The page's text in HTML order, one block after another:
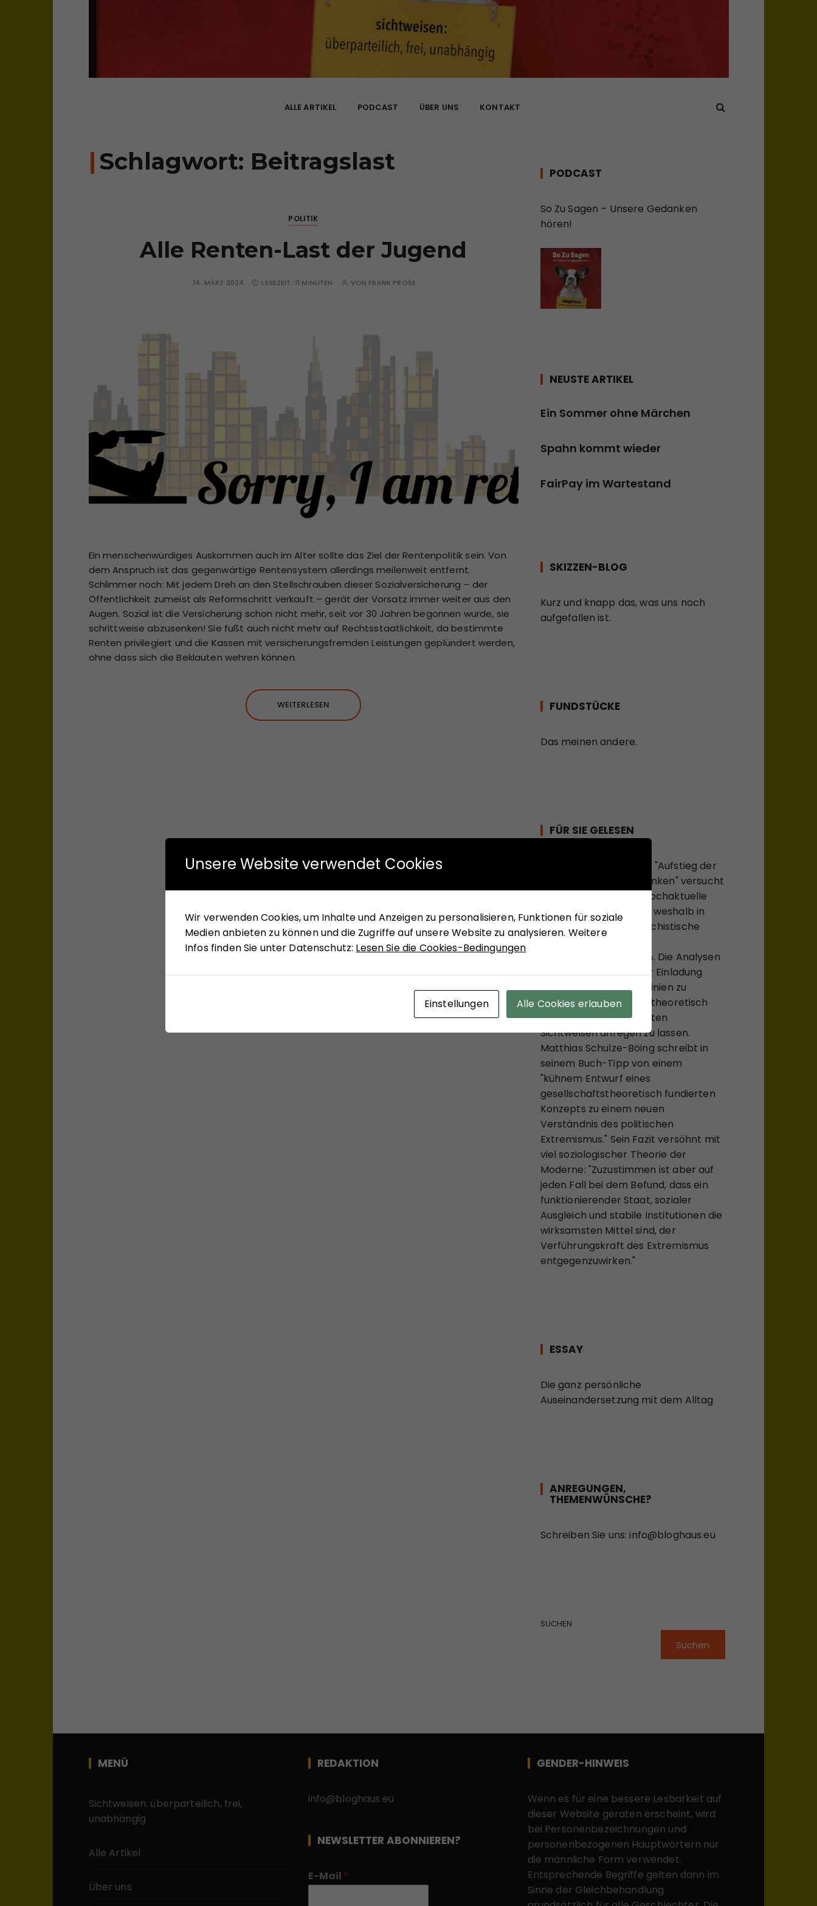
ALLE ARTIKEL PODCAST ÜBER UNS KONTAKT
Schlagwort: Beitragslast
POLITIK
Alle Renten-Last der Jugend
14. MÄRZ 2024 LESEZEIT: 11 MINUTEN VON FRANK PRÖSE
Ein menschenwürdiges Auskommen auch im Alter sollte das Ziel der Rentenpolitik sein. Von
dem Anspruch ist das gegenwärtige Rentensystem allerdings meilenweit entfernt.
Schlimmer noch: Mit jedem Dreh an den Stellschrauben dieser Sozialversicherung – der
Öffentlichkeit zumeist als Reformschritt verkauft – gerät der Vorsatz immer weiter aus den
Augen. Sozial ist die Versicherung schon nicht mehr, seit vor 30 Jahren begonnen wurde, sie
schrittweise abzusenken! Sie fußt auch nicht mehr auf Rechtsstaatlichkeit, da bestimmte
Renten privilegiert und die Kassen mit versicherungsfremden Leistungen geplündert werden,
ohne dass sich die Beklauten wehren können.
WEITERLESEN
PODCAST
So Zu Sagen – Unsere Gedanken
hören!
NEUSTE ARTIKEL
Ein Sommer ohne Märchen
Spahn kommt wieder
FairPay im Wartestand
SKIZZEN-BLOG
Kurz und knapp das, was uns noch
aufgefallen ist.
FUNDSTÜCKE
Das meinen andere.
FÜR SIE GELESEN
Mit seinem neuen Buch "Aufstieg der
Rechten, Abstieg der Linken" versucht
Hans-Jürgen Arlt die hochaktuelle
Frage zu beantworten, weshalb in
modernen Ländern faschistische
Anziehungskraft haben. Die Analysen
des Buches sollen einer Einladung
sein, bekannte Diskurslinien zu
verlassen, sich, systemtheoretisch
inspiriert, zu ungewohnten
Sichtweisen anregen zu lassen.
Matthias Schulze-Böing schreibt in
seinem Buch-Tipp von einem
"kühnem Entwurf eines
gesellschaftstheoretisch fundierten
Konzepts zu einem neuen
Verständnis des politischen
Extremismus." Sein Fazit versöhnt mit
viel soziologischer Theorie der
Moderne: "Zuzustimmen ist aber auf
jeden Fall bei dem Befund, dass ein
funktionierender Staat, sozialer
Ausgleich und stabile Institutionen die
wirksamsten Mittel sind, der
Verführungskraft des Extremismus
entgegenzuwirken."
ESSAY
Die ganz persönliche
Auseinandersetzung mit dem Alltag
ANREGUNGEN,
THEMENWÜNSCHE?
Schreiben Sie uns: info@bloghaus.eu
SUCHEN
Suchen
MENÜ
Sichtweisen: überparteilich, frei,
unabhängig
Alle Artikel
Über uns
REDAKTION
info@bloghaus.eu
NEWSLETTER ABONNIEREN?
E-Mail *
GENDER-HINWEIS
Wenn es für eine bessere Lesbarkeit auf
dieser Website geraten erscheint, wird
bei Personenbezeichnungen und
personenbezogenen Hauptwörtern nur
die männliche Form verwendet.
Entsprechende Begriffe gelten dann im
Sinne der Gleichbehandlung
Unsere Website verwendet Cookies
Wir verwenden Cookies, um Inhalte und Anzeigen zu personalisieren, Funktionen für soziale
Medien anbieten zu können und die Zugriffe auf unsere Website zu analysieren. Weitere
Infos finden Sie unter Datenschutz: Lesen Sie die Cookies-Bedingungen
Einstellungen Alle Cookies erlauben